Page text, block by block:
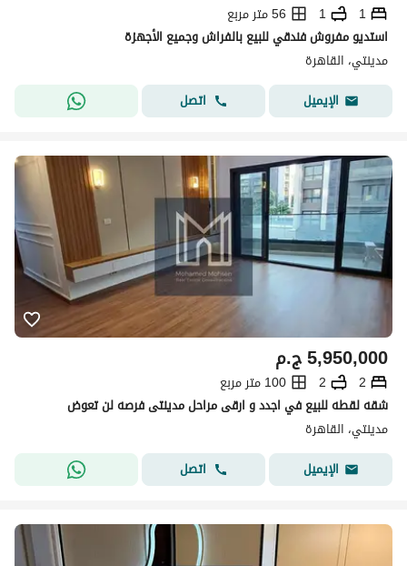
1
1
56 متر مربع
استديو مفروش فندقي للبيع بالفراش وجميع الأجهزة
مدينتي، القاهرة
الإيميل
اتصل
ج.م5,950,000
2
2
100 متر مربع
شقه لقطه للبيع في اجدد و ارقى مراحل مدينتى فرصه لن تعوض
مدينتي، القاهرة
الإيميل
اتصل